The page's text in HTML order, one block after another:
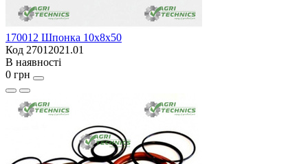
170012 Шпонка 10x8x50
Код 27012021.01
В наявності
0 грн